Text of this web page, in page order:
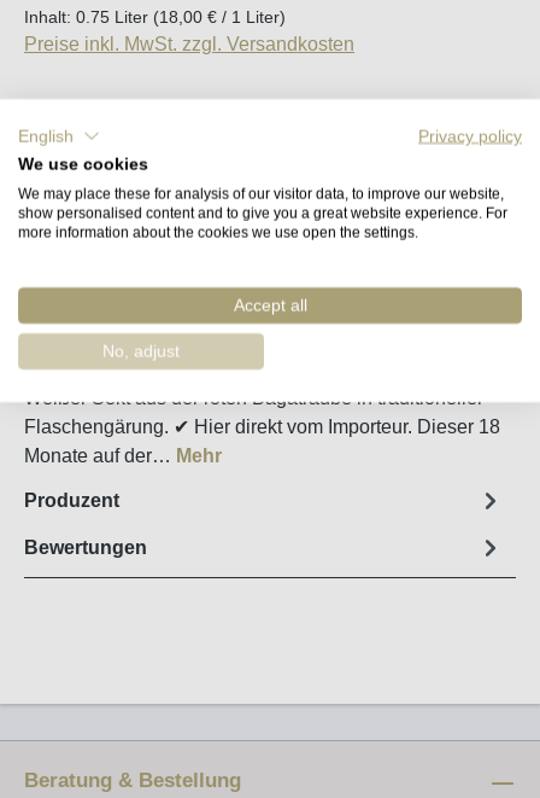
Inhalt: 0.75 Liter (18,00 € / 1 Liter)
Preise inkl. MwSt. zzgl. Versandkosten
Produkt Anzahl: Gib den gewünschten
Steckbrief
Weißer Sekt aus der roten Bagatraube in traditioneller
Flaschengärung. ✔ Hier direkt vom Importeur. Dieser 18
Monate auf der… Mehr
Produzent
Bewertungen
Beratung & Bestellung
English
Privacy policy
We use cookies
We may place these for analysis of our visitor data, to improve our website,
show personalised content and to give you a great website experience. For
more information about the cookies we use open the settings.
Accept all
No, adjust